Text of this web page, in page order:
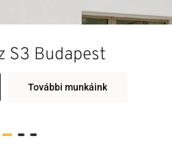
S3 Budapest
További munkáink